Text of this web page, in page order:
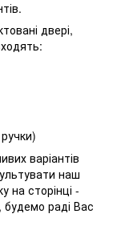
двері,
варіантів
наш
на сторінці -
будемо раді Вас